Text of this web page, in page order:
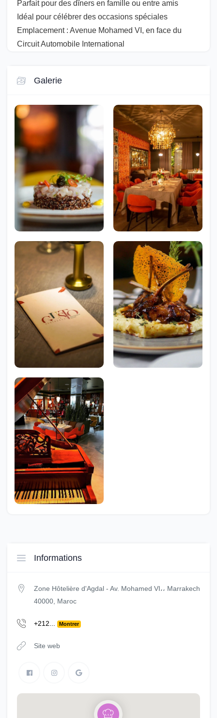
Parfait pour des dîners en famille ou entre amis
Idéal pour célébrer des occasions spéciales
Emplacement : Avenue Mohamed VI, en face du
Circuit Automobile International
Galerie
Informations
Zone Hôtelière d'Agdal - Av. Mohamed VI،، Marrakech
40000, Maroc
+212... Montrer
Site web